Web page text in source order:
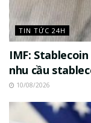
TIN TỨC 24H
IMF:
nhu cầu
10/08/2026